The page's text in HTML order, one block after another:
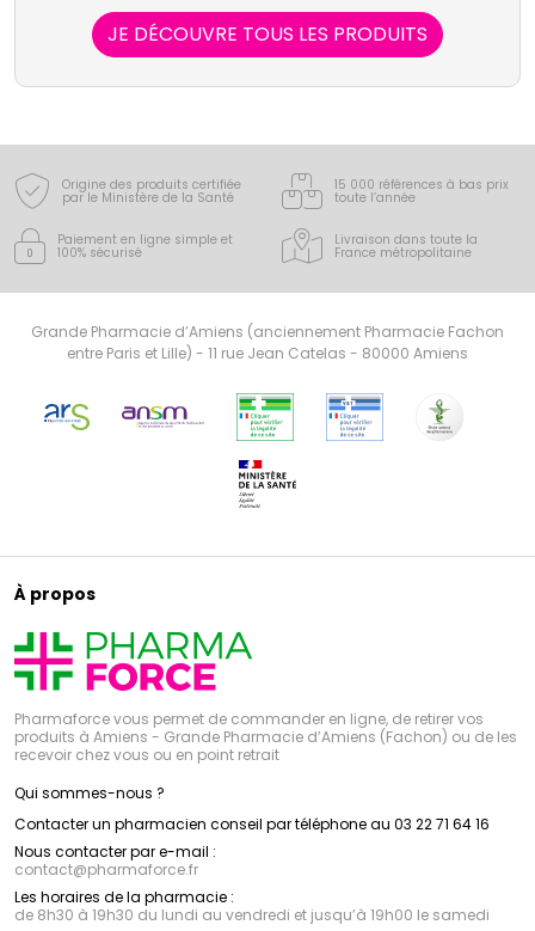
et accessibles à toute la famille.
JE DÉCOUVRE TOUS LES PRODUITS
Origine des produits certifiée
par le Ministère de la Santé
15 000 références à bas prix
toute l’année
Paiement en ligne simple et
100% sécurisé
Livraison dans toute la
France métropolitaine
Grande Pharmacie d’Amiens (anciennement Pharmacie Fachon
entre Paris et Lille) - 11 rue Jean Catelas - 80000 Amiens
À propos
Pharmaforce vous permet de commander en ligne, de retirer vos
produits à Amiens - Grande Pharmacie d’Amiens (Fachon) ou de les
recevoir chez vous ou en point retrait
Qui sommes-nous ?
Contacter un pharmacien conseil par téléphone au 03 22 71 64 16
Nous contacter par e-mail :
contact@pharmaforce.fr
Les horaires de la pharmacie :
de 8h30 à 19h30 du lundi au vendredi et jusqu’à 19h00 le samedi